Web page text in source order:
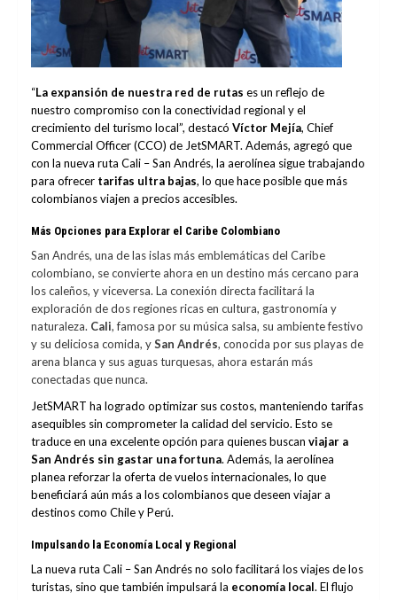
“La expansión de nuestra red de rutas es un reflejo de
nuestro compromiso con la conectividad regional y el
crecimiento del turismo local”, destacó Víctor Mejía, Chief
Commercial Officer (CCO) de JetSMART. Además, agregó que
con la nueva ruta Cali – San Andrés, la aerolínea sigue trabajando
para ofrecer tarifas ultra bajas, lo que hace posible que más
colombianos viajen a precios accesibles.
Más Opciones para Explorar el Caribe Colombiano
San Andrés, una de las islas más emblemáticas del Caribe
colombiano, se convierte ahora en un destino más cercano para
los caleños, y viceversa. La conexión directa facilitará la
exploración de dos regiones ricas en cultura, gastronomía y
naturaleza. Cali, famosa por su música salsa, su ambiente festivo
y su deliciosa comida, ySan Andrés, conocida por sus playas de
arena blanca y sus aguas turquesas, ahora estarán más
conectadas que nunca.
JetSMART ha logrado optimizar sus costos, manteniendo tarifas
asequibles sin comprometer la calidad del servicio. Esto se
traduce en una excelente opción para quienes buscan viajar a
San Andrés sin gastar una fortuna. Además, la aerolínea
planea reforzar la oferta de vuelos internacionales, lo que
beneficiará aún más a los colombianos que deseen viajar a
destinos como Chile y Perú.
Impulsando la Economía Local y Regional
La nueva ruta Cali – San Andrés no solo facilitará los viajes de los
turistas, sino que también impulsará la economía local. El flujo